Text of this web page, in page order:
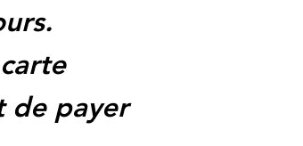
de payer